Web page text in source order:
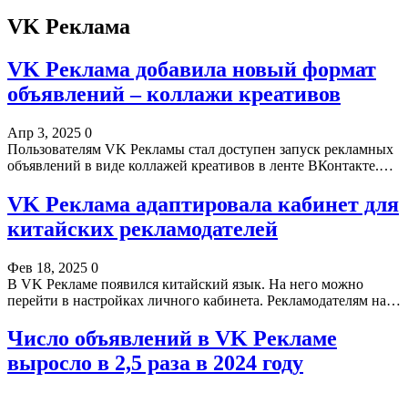
VK Реклама
VK Реклама добавила новый формат
объявлений – коллажи креативов
Апр 3, 2025 0
Пользователям VK Рекламы стал доступен запуск рекламных
объявлений в виде коллажей креативов в ленте ВКонтакте.…
VK Реклама адаптировала кабинет для
китайских рекламодателей
Фев 18, 2025 0
В VK Рекламе появился китайский язык. На него можно
перейти в настройках личного кабинета. Рекламодателям на…
Число объявлений в VK Рекламе
выросло в 2,5 раза в 2024 году